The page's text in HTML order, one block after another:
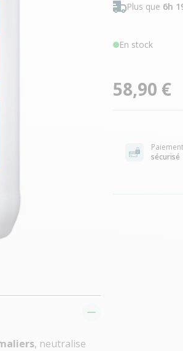
Plus que 6h
En stock
58,90 €
Paiement
sécurisé
, neutralise